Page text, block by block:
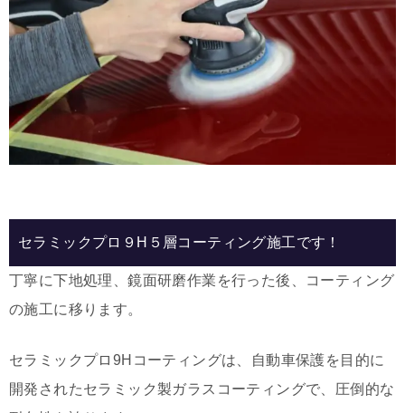
セラミックプロ９H５層コーティング施工です！
丁寧に下地処理、鏡面研磨作業を行った後、コーティング
の施工に移ります。
セラミックプロ9Hコーティングは、自動車保護を目的に
開発されたセラミック製ガラスコーティングで、圧倒的な